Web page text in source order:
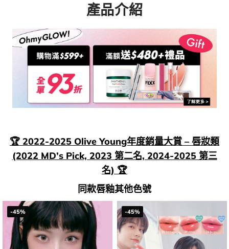
產品介紹
🏆 2022-2025 Olive Young年度銷量大賞 – 唇妝類
(2022 MD’s Pick, 2023 第二名, 2024-2025 第三
名) 🏆
同款唇釉其他色號
-45% -45%